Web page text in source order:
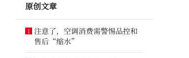
原创文章
1 注意了，空调消费需警惕品控和
售后“缩水”